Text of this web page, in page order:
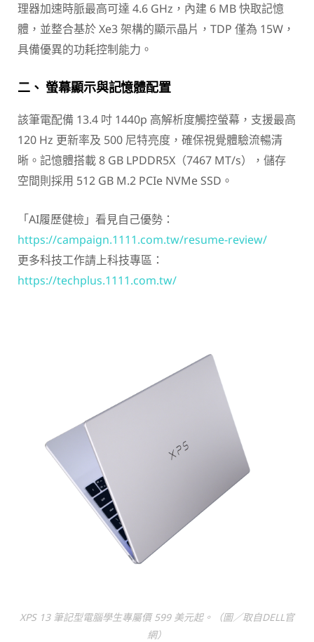
理器加速時脈最高可達 4.6 GHz，內建 6 MB 快取記憶
體，並整合基於 Xe3 架構的顯示晶片，TDP 僅為 15W，
具備優異的功耗控制能力。
二、 螢幕顯示與記憶體配置
該筆電配備 13.4 吋 1440p 高解析度觸控螢幕，支援最高
120 Hz 更新率及 500 尼特亮度，確保視覺體驗流暢清
晰。記憶體搭載 8 GB LPDDR5X（7467 MT/s），儲存
空間則採用 512 GB M.2 PCIe NVMe SSD。
「AI履歷健檢」看見自己優勢：
https://campaign.1111.com.tw/resume-review/
更多科技工作請上科技專區：
https://techplus.1111.com.tw/
XPS 13 筆記型電腦學生專屬價 599 美元起。（圖／取自DELL官
網）